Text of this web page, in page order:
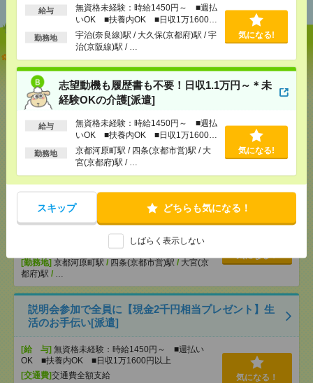
給与
無資格未経験：時給1450円～ ■週払
いOK ■扶養内OK ■日収1万1600円
以上
勤務地
宇治(奈良線)駅 / 大久保(京都府)駅 / 宇
治(京阪線)駅 / …
気になる!
志望動機も履歴書も不要！日収1.1万円～＊未
経験OKの介護[派遣]
給与
無資格未経験：時給1450円～ ■週払
いOK ■扶養内OK ■日収1万1600円
以上
勤務地
京都河原町駅 / 四条(京都市営)駅 / 大
宮(京都府)駅 / …
気になる!
スキップ どちらも気になる！
しばらく表示しない
【オープニング募集】おばあちゃんのお散歩付き添
いも仕事の1つ[派遣]
[給 与]
無資格未経験：時給1450円～ ■週払い
OK ■扶養内OK ■日収1万1600円以上
[交通費]
交通費全額支給
宇治(奈良線)駅/大久保(京都府)駅/宇治(京
気になる！
志望動機も履歴書も不要！日収1.1万円～＊未経験OK
[給 与]無資格未経験：時給1450円～ ■週払い
OK ■扶養内OK ■日収1万1600円以上
交通費全額支給
[勤務地] 京都河原町駅 / 四条(京都市営)駅 / 大宮(京
都府)駅 / …
気になる！
説明会参加で全員に【現金2千円相当プレゼント】生
活のお手伝い[派遣]
[給 与] 無資格未経験：時給1450円～ ■週払い
OK ■扶養内OK ■日収1万1600円以上
[交通費]交通費全額支給
気になる！